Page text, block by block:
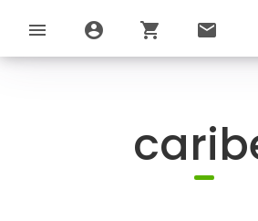
menu account_circle shopping_cart email